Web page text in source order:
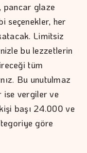
pancar glaze
seçenekler, her
Limitsiz
bu lezzetlerin
tüm
Bu unutulmaz
ise vergiler ve
başı 24.000 ve
göre